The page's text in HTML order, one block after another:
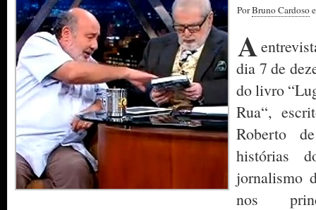
PorBruno Cardoso
A
dia 7 de
do livro
Rua“,
Roberto
histórias
jornalismo
nos